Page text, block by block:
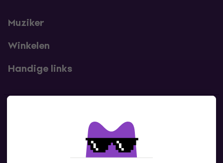
Muziker
Winkelen
Handige links
Neem contact met ons op